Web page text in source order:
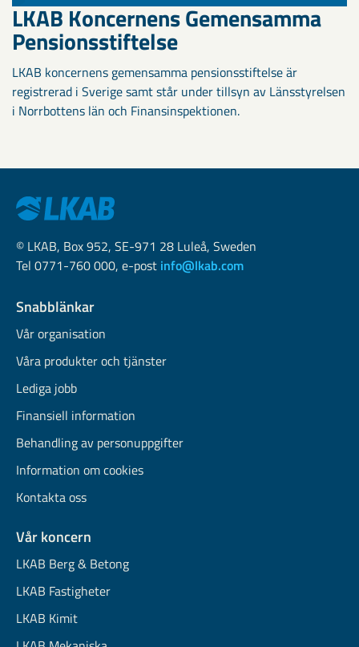
LKAB Koncernens Gemensamma
Pensionsstiftelse
LKAB koncernens gemensamma pensionsstiftelse är
registrerad i Sverige samt står under tillsyn av Länsstyrelsen
i Norrbottens län och Finansinspektionen.
© LKAB, Box 952, SE-971 28 Luleå, Sweden
Tel 0771-760 000, e-post info@lkab.com
Snabblänkar
Vår organisation
Våra produkter och tjänster
Lediga jobb
Finansiell information
Behandling av personuppgifter
Information om cookies
Kontakta oss
Vår koncern
LKAB Berg & Betong
LKAB Fastigheter
LKAB Kimit